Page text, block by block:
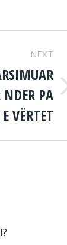
NEXT
PA
VËRTET